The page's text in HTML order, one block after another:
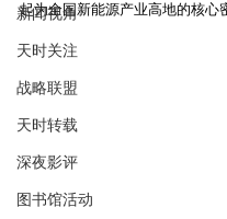
新闻视角
天时关注
战略联盟
天时转载
深夜影评
图书馆活动
起为全国新能源产业高地的核心